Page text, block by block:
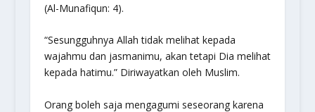
(Al-Munafiqun: 4).
“Sesungguhnya Allah tidak melihat kepada
wajahmu dan jasmanimu, akan tetapi Dia melihat
kepada hatimu.” Diriwayatkan oleh Muslim.
Orang boleh saja mengagumi seseorang karena